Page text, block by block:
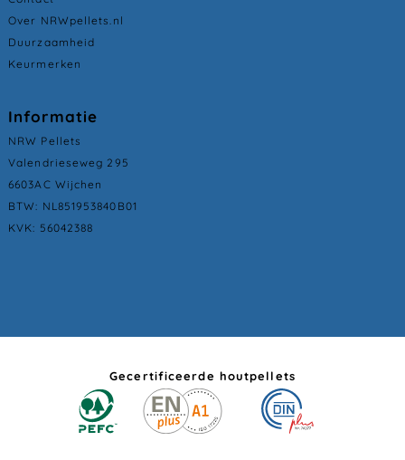
Over NRWpellets.nl
Duurzaamheid
Keurmerken
Informatie
NRW Pellets
Valendrieseweg 295
6603AC Wijchen
BTW: NL851953840B01
KVK: 56042388
Gecertificeerde houtpellets